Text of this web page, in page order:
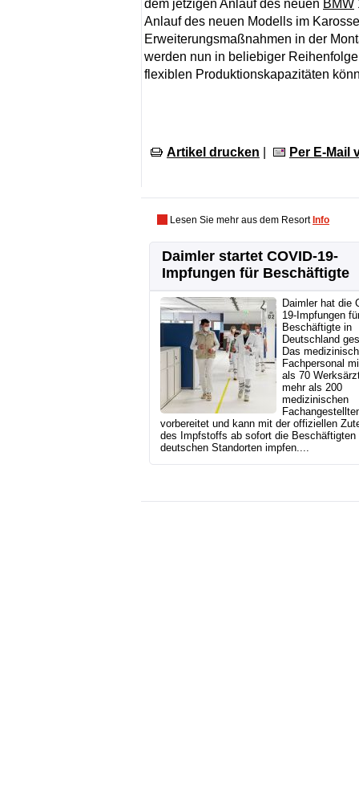
dem jetzigen Anlauf des neuen BMW
Anlauf des neuen Modells im
Erweiterungsmaßnahmen in der
werden nun in beliebiger
flexiblen Produktionskapazitäten
Artikel drucken Per E-Mail
Lesen Sie mehr aus dem Resort Info
Daimler startet COVID-19-
Impfungen für Beschäftigte
Daimler hat die
19-Impfungen
Beschäftigte in
Deutschland
Das
Fachpersonal
als 70
mehr als 200
medizinischen
vorbereitet und kann mit der offiziellen
des Impfstoffs ab sofort die Beschäftigten
deutschen Standorten impfen....